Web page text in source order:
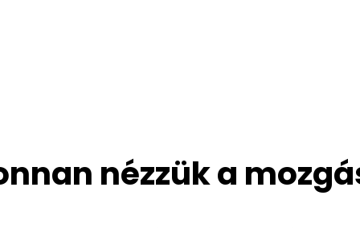
nézzük a